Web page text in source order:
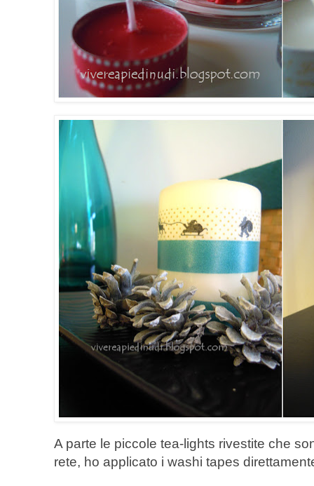
A parte le piccole tea-lights rivestite che
rete, ho applicato i washi tapes